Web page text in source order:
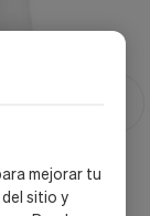
mejorar tu
sitio y